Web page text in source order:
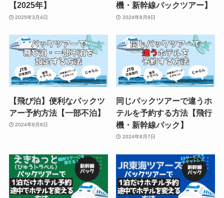
【2025年】
2025年3月4日
機・新幹線パックツアー】
2024年8月9日
【飛び泊】便利なパックツ
アー予約方法【一部不泊】
2024年8月8日
同じパックツアーで違うホ
テルを予約する方法【飛行
機・新幹線パック】
2024年8月7日